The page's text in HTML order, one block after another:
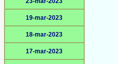
19-mar-2023
18-mar-2023
17-mar-2023